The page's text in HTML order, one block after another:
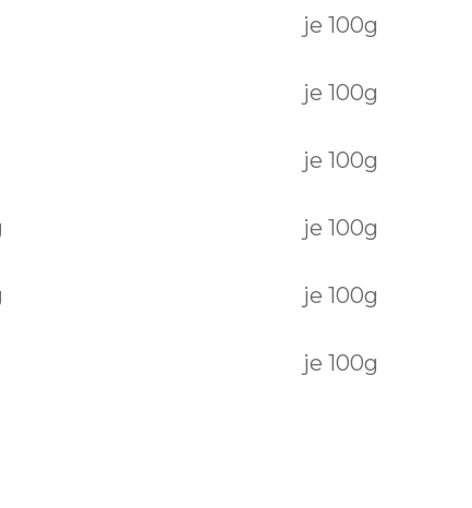
je 100g
je 100g
je 100g
je 100g
je 100g
je 100g